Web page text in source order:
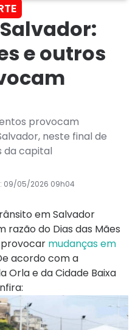
e outros
provocam
neste final de
da capital
09/05/2026 09h04
em Salvador
do Dias das Mães
provocar mudanças em
acordo com a
Orla e da Cidade Baixa